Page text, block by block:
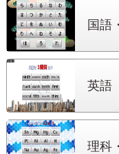
国語
英語
理科